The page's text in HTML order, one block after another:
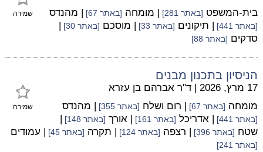
שמירה
בית-המשפט [באתר 281] | מומחה [באתר 67] | מהנדס
[באתר 441] | תיקונים [באתר 33] | מוסכם [באתר 30]
|
סדקים [באתר 88]
הניסיון בתכנון מבנים
שמירה
17 מרץ, 2026 | ד"ר אברהם בן עזרא
מומחה [באתר 67] | רום ושלח [באתר 355] | מהנדס
[באתר 441] | אדריכל [באתר 161] | אורך [באתר 148]
|
שטח [באתר 396] | רצפה [באתר 124] | תקרה [באתר 45] | עמודים
[באתר 241]